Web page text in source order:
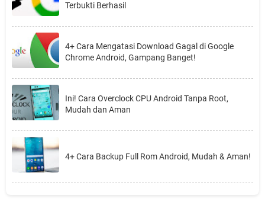
Terbukti Berhasil
4+ Cara Mengatasi Download Gagal di Google
Chrome Android, Gampang Banget!
Ini! Cara Overclock CPU Android Tanpa Root,
Mudah dan Aman
4+ Cara Backup Full Rom Android, Mudah & Aman!